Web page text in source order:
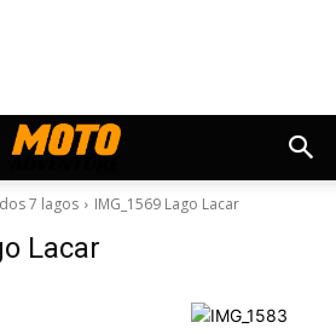
7 lagos IMG_1569 Lago Lacar
Lacar